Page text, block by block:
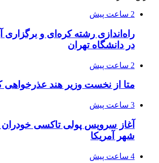
2 ساعت پیش
در دانشگاه تهران
2 ساعت پیش
متا از نخست وزیر هند عذرخواهی
3 ساعت پیش
آغاز سرویس پولی تاکسی
شهر آمریکا
4 ساعت پیش